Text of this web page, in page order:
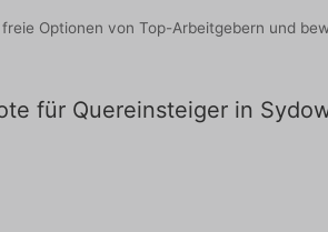
Optionen von Top-Arbeitgebern und
für Quereinsteiger in